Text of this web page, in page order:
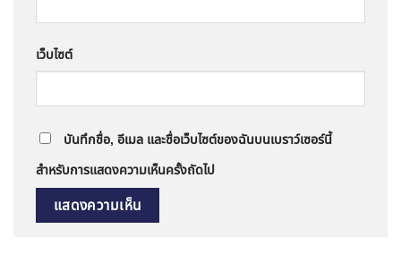
เว็บไซต์
บันทึกชื่อ, อีเมล และชื่อเว็บไซต์ของฉันบนเบราว์เซอร์นี้
สำหรับการแสดงความเห็นครั้งถัดไป